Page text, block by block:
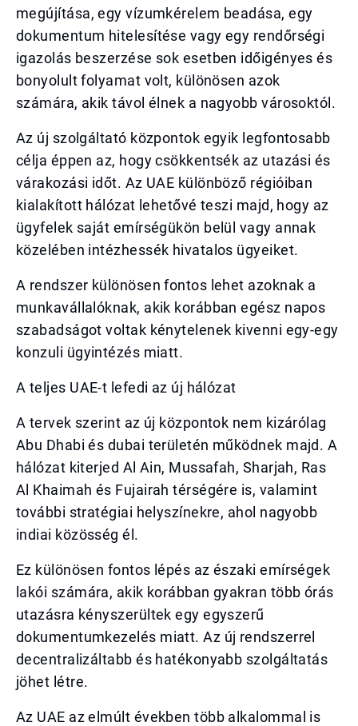
megújítása, egy vízumkérelem beadása, egy
dokumentum hitelesítése vagy egy rendőrségi
igazolás beszerzése sok esetben időigényes és
bonyolult folyamat volt, különösen azok
számára, akik távol élnek a nagyobb városoktól.
Az új szolgáltató központok egyik legfontosabb
célja éppen az, hogy csökkentsék az utazási és
várakozási időt. Az UAE különböző régióiban
kialakított hálózat lehetővé teszi majd, hogy az
ügyfelek saját emírségükön belül vagy annak
közelében intézhessék hivatalos ügyeiket.
A rendszer különösen fontos lehet azoknak a
munkavállalóknak, akik korábban egész napos
szabadságot voltak kénytelenek kivenni egy-egy
konzuli ügyintézés miatt.
A teljes UAE-t lefedi az új hálózat
A tervek szerint az új központok nem kizárólag
Abu Dhabi és dubai területén működnek majd. A
hálózat kiterjed Al Ain, Mussafah, Sharjah, Ras
Al Khaimah és Fujairah térségére is, valamint
további stratégiai helyszínekre, ahol nagyobb
indiai közösség él.
Ez különösen fontos lépés az északi emírségek
lakói számára, akik korábban gyakran több órás
utazásra kényszerültek egy egyszerű
dokumentumkezelés miatt. Az új rendszerrel
decentralizáltabb és hatékonyabb szolgáltatás
jöhet létre.
Az UAE az elmúlt években több alkalommal is